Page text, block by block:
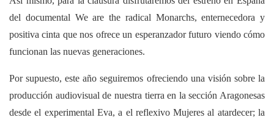
del documental We are the radical Monarchs, enternecedora y
positiva cinta que nos ofrece un esperanzador futuro viendo cómo
funcionan las nuevas generaciones.
Por supuesto, este año seguiremos ofreciendo una visión sobre la
producción audiovisual de nuestra tierra en la sección Aragonesas
desde el experimental Eva, a el reflexivo Mujeres al atardecer; la